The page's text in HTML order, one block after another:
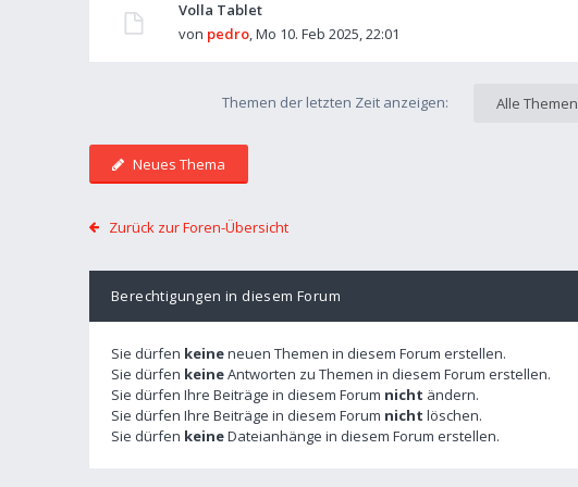
Volla Tablet
von pedro,Mo 10. Feb 2025, 22:01
Themen der letzten Zeit anzeigen: Alle Themen
Neues Thema
Zurück zur Foren-Übersicht
Berechtigungen in diesem Forum
Sie dürfen keineneuen Themen in diesem Forum erstellen.
Sie dürfen keineAntworten zu Themen in diesem Forum erstellen.
Sie dürfen Ihre Beiträge in diesem Forum nicht ändern.
Sie dürfen Ihre Beiträge in diesem Forum nicht löschen.
Sie dürfen keineDateianhänge in diesem Forum erstellen.